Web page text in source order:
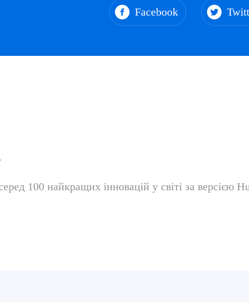
Facebook
100 найкращих інновацій у світі за версією